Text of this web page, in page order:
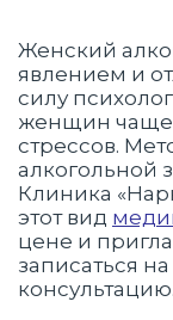
Женский
явлением и
силу
женщин чаще
стрессов.
алкогольной
Клиника
этот вид
цене и
записаться
консультацию.